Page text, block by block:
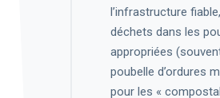
l’infrastructure
déchets dans les
appropriées
poubelle d’ordures
pour les «